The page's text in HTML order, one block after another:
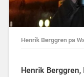
Henrik Berggren på
Henrik Berggren,